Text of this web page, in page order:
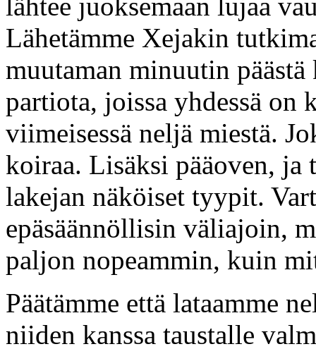
lähtee juoksemaan lujaa
Lähetämme Xejakin
muutaman minuutin
partiota, joissa yhdessä on
viimeisessä neljä miestä.
koiraa. Lisäksi pääoven, ja
lakejan näköiset tyypit.
epäsäännöllisin väliajoin,
paljon nopeammin, kuin
Päätämme että lataamme
niiden kanssa taustalle